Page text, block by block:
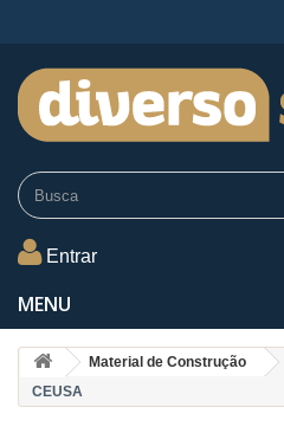
Entrar
MENU
Material de Construção
CEUSA